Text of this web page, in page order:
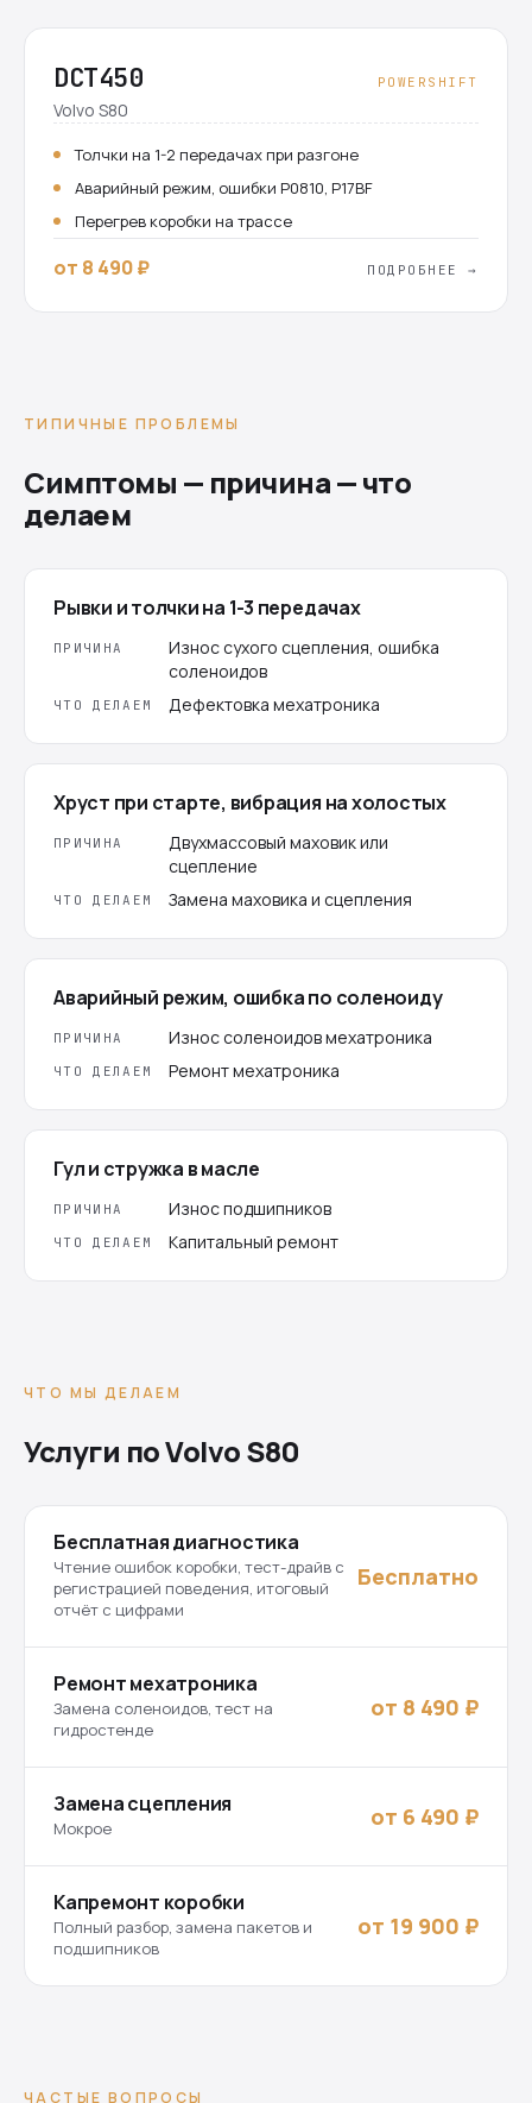
DCT450 POWERSHIFT
Volvo S80
Толчки на 1-2 передачах при разгоне
Аварийный режим, ошибки P0810, P17BF
Перегрев коробки на трассе
от 8 490 ₽ ПОДРОБНЕЕ →
ТИПИЧНЫЕ ПРОБЛЕМЫ
Симптомы — причина — что
делаем
Рывки и толчки на 1-3 передачах
ПРИЧИНА
Износ сухого сцепления, ошибка
соленоидов
ЧТО ДЕЛАЕМ Дефектовка мехатроника
Хруст при старте, вибрация на холостых
ПРИЧИНА
Двухмассовый маховик или
сцепление
ЧТО ДЕЛАЕМ Замена маховика и сцепления
Аварийный режим, ошибка по соленоиду
ПРИЧИНА Износ соленоидов мехатроника
ЧТО ДЕЛАЕМ Ремонт мехатроника
Гул и стружка в масле
ПРИЧИНА Износ подшипников
ЧТО ДЕЛАЕМ Капитальный ремонт
ЧТО МЫ ДЕЛАЕМ
Услуги по Volvo S80
Бесплатная диагностика
Чтение ошибок коробки, тест-драйв с
регистрацией поведения, итоговый
отчёт с цифрами
Бесплатно
Ремонт мехатроника
Замена соленоидов, тест на
гидростенде
от 8 490 ₽
Замена сцепления
Мокрое от 6 490 ₽
Капремонт коробки
Полный разбор, замена пакетов и
подшипников
от 19 900 ₽
ЧАСТЫЕ ВОПРОСЫ